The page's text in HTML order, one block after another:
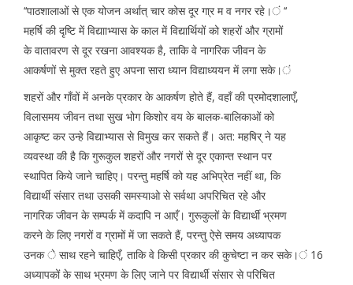
‘‘पाठशालाओं से एक योजन अर्थात् चार कोस दूर गा्र म व नगर रहे।ं ‘‘
महर्षि की दृष्टि में विद्यााभ्यास के काल में विद्यार्थियों को शहरों और ग्रामों
के वातावरण से दूर रखना आवश्यक है, ताकि वे नागरिक जीवन के
आकर्षणों से मुक्त रहते हुए अपना सारा ध्यान विद्याध्ययन में लगा सके।ं
शहरों और गाँवों में अनके प्रकार के आकर्षण होते हैं, वहाँ की प्रमोदशालाएँ,
विलासमय जीवन तथा सुख भोग किशोर वय के बालक-बालिकाओं को
आकृष्ट कर उन्हे विद्याभ्यास से विमुख कर सकते हैं। अत: महषिर् ने यह
व्यवस्था की है कि गुरूकुल शहरों और नगरों से दूर एकान्त स्थान पर
स्थापित किये जाने चाहिए। परन्तु महर्षि को यह अभिप्रेत नहीं था, कि
विद्यार्थी संसार तथा उसकी समस्याओ से सर्वथा अपरिचित रहे और
नागरिक जीवन के सम्पर्क में कदापि न आएँ। गुरूकुलों के विद्यार्थी भ्रमण
करने के लिए नगरों व ग्रामों में जा सकते हैं, परन्तु ऐसे समय अध्यापक
उनक े साथ रहने चाहिएँ, ताकि वे किसी प्रकार की कुचेष्टा न कर सके।ं 16
अध्यापकों के साथ भ्रमण के लिए जाने पर विद्यार्थी संसार से परिचित